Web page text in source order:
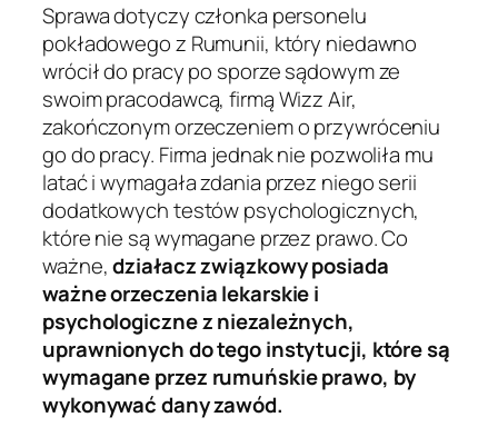
Sprawa dotyczy członka personelu
pokładowego z Rumunii, który niedawno
wrócił do pracy po sporze sądowym ze
swoim pracodawcą, firmą Wizz Air,
zakończonym orzeczeniem o przywróceniu
go do pracy. Firma jednak nie pozwoliła mu
latać i wymagała zdania przez niego serii
dodatkowych testów psychologicznych,
które nie są wymagane przez prawo. Co
ważne,działacz związkowy posiada
ważne orzeczenia lekarskie i
psychologiczne z niezależnych,
uprawnionych do tego instytucji, które są
wymagane przez rumuńskie prawo, by
wykonywać dany zawód.